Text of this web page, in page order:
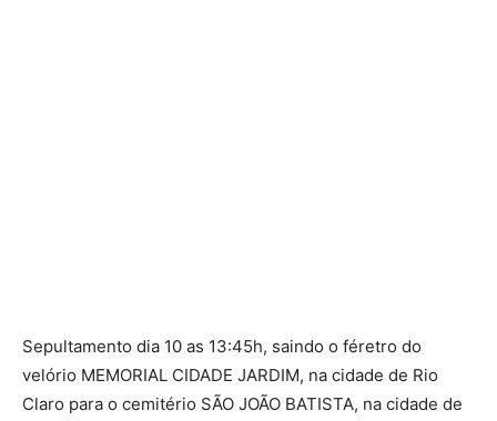
Sepultamento dia 10 as 13:45h, saindo o féretro do
velório MEMORIAL CIDADE JARDIM, na cidade de Rio
Claro para o cemitério SÃO JOÃO BATISTA, na cidade de